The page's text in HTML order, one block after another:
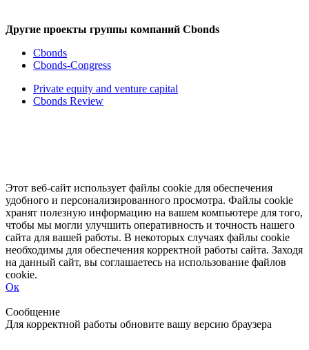
Другие проекты группы компаний Cbonds
Cbonds
Cbonds-Congress
Private equity and venture capital
Cbonds Review
Этот веб-сайт использует файлы cookie для обеспечения
удобного и персонализированного просмотра. Файлы cookie
хранят полезную информацию на вашем компьютере для того,
чтобы мы могли улучшить оперативность и точность нашего
сайта для вашей работы. В некоторых случаях файлы cookie
необходимы для обеспечения корректной работы сайта. Заходя
на данный сайт, вы соглашаетесь на использование файлов
cookie.
Ок
Сообщение
Для корректной работы обновите вашу версию браузера